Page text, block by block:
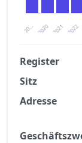
20… 2021
2020 2022
Register
Sitz
Adresse